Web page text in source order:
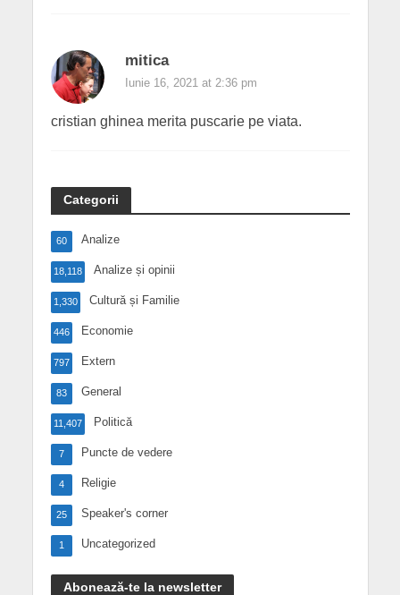
mitica
Iunie 16, 2021 at 2:36 pm
cristian ghinea merita puscarie pe viata.
Categorii
Analize
60
Analize și opinii
18,118
Cultură și Familie
1,330
Economie
446
Extern
797
General
83
Politică
11,407
Puncte de vedere
7
Religie
4
Speaker's corner
25
Uncategorized
1
Abonează-te la newsletter